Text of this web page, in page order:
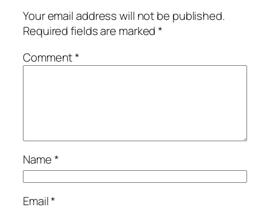
Your email address will not be published.
Required fields are marked*
Comment*
Name*
Email*